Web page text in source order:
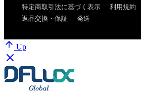
特定商取引法に基づく表示
利用規約
返品交換・保証
発送
Up